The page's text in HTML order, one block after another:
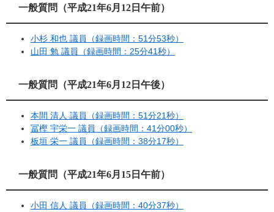
一般質問（平成21年6月12日午前）
小杉 和也 議員（録画時間：51分53秒）
山田 勉 議員（録画時間：25分41秒）
一般質問（平成21年6月12日午後）
本間 清人 議員（録画時間：51分21秒）
冨樫 宇栄一 議員（録画時間：41分00秒）
板垣 栄一 議員（録画時間：38分17秒）
一般質問（平成21年6月15日午前）
小田 信人 議員（録画時間：40分37秒）